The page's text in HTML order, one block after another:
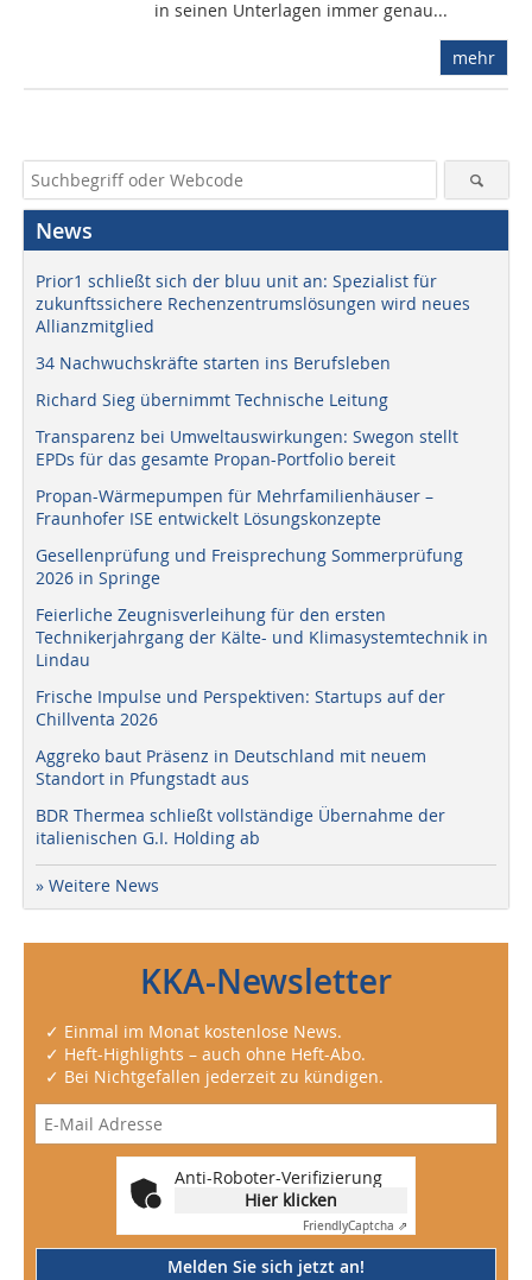
in seinen Unterlagen immer genau...
mehr
News
Prior1 schließt sich der bluu unit an: Spezialist für
zukunftssichere Rechenzentrumslösungen wird neues
Allianzmitglied
34 Nachwuchskräfte starten ins Berufsleben
Richard Sieg übernimmt Technische Leitung
Transparenz bei Umweltauswirkungen: Swegon stellt
EPDs für das gesamte Propan-Portfolio bereit
Propan-Wärmepumpen für Mehrfamilienhäuser –
Fraunhofer ISE entwickelt Lösungskonzepte
Gesellenprüfung und Freisprechung Sommerprüfung
2026 in Springe
Feierliche Zeugnisverleihung für den ersten
Technikerjahrgang der Kälte- und Klimasystemtechnik in
Lindau
Frische Impulse und Perspektiven: Startups auf der
Chillventa 2026
Aggreko baut Präsenz in Deutschland mit neuem
Standort in Pfungstadt aus
BDR Thermea schließt vollständige Übernahme der
italienischen G.I. Holding ab
» Weitere News
KKA-Newsletter
✓ Einmal im Monat kostenlose News.
✓ Heft-Highlights – auch ohne Heft-Abo.
✓ Bei Nichtgefallen jederzeit zu kündigen.
Anti-Roboter-Verifizierung
Hier klicken
FriendlyCaptcha ⇗
Melden Sie sich jetzt an!